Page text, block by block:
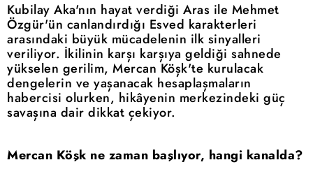
Kubilay Aka'nın hayat verdiği Aras ile Mehmet
Özgür'ün canlandırdığı Esved karakterleri
arasındaki büyük mücadelenin ilk sinyalleri
veriliyor. İkilinin karşı karşıya geldiği sahnede
yükselen gerilim, Mercan Köşk'te kurulacak
dengelerin ve yaşanacak hesaplaşmaların
habercisi olurken, hikâyenin merkezindeki güç
savaşına dair dikkat çekiyor.
Mercan Köşk ne zaman başlıyor, hangi kanalda?